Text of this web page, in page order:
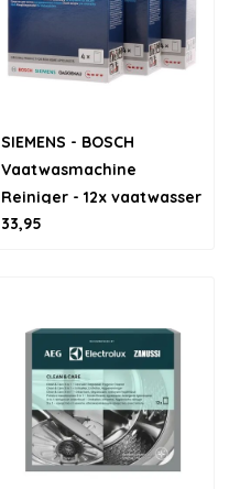
SIEMENS - BOSCH
Vaatwasmachine
Reiniger - 12x vaatwasser
schoonmaken
33,95